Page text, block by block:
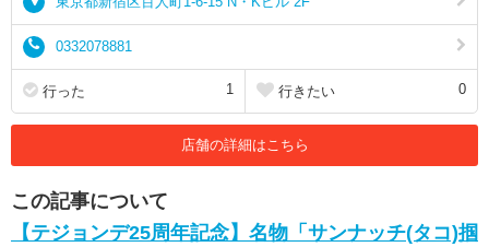
0332078881
行った 1 行きたい 0
店舗の詳細はこちら
この記事について
【テジョンデ25周年記念】名物「サンナッチ(タコ)掴